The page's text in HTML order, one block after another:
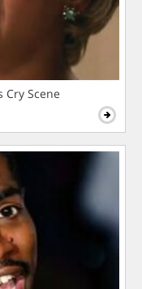
Cry Scene